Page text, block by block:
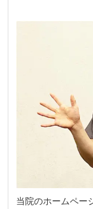
当院のホームペー